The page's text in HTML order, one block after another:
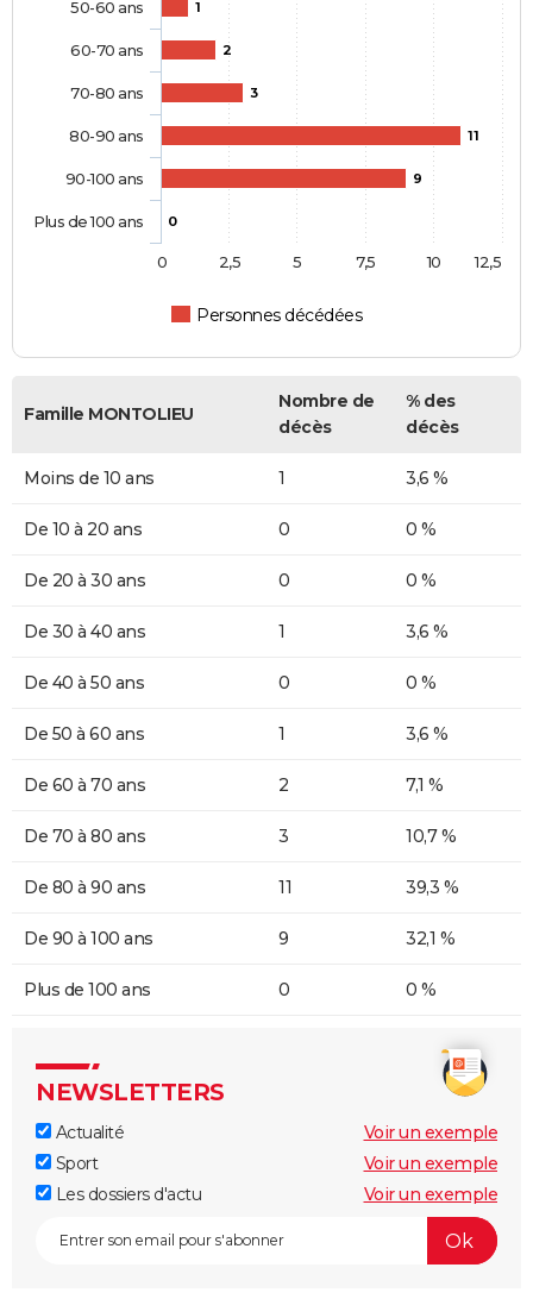
1
2
3
11
9
0
Personnes décédées
50-60 ans
60-70 ans
70-80 ans
80-90 ans
90-100 ans
Plus de 100 ans
0 10
2,5 5 7,5 12,5
Famille MONTOLIEU
Nombre de
décès
% des
décès
Moins de 10 ans 1 3,6 %
De 10 à 20 ans 0 0 %
De 20 à 30 ans 0 0 %
De 30 à 40 ans 1 3,6 %
De 40 à 50 ans 0 0 %
De 50 à 60 ans 1 3,6 %
De 60 à 70 ans 2 7,1 %
De 70 à 80 ans 3 10,7 %
De 80 à 90 ans 11 39,3 %
De 90 à 100 ans 9 32,1 %
Plus de 100 ans 0 0 %
NEWSLETTERS
Actualité
Voir un exemple
Sport
Voir un exemple
Les dossiers d'actu
Voir un exemple